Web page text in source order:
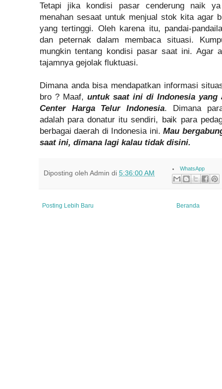
Tetapi jika kondisi pasar cenderung naik
menahan sesaat untuk menjual stok kita agar
yang tertinggi. Oleh karena itu, pandai-
dan peternak dalam membaca situasi.
mungkin tentang kondisi pasar saat ini. Agar
tajamnya gejolak fluktuasi.
Dimana anda bisa mendapatkan informasi
bro ? Maaf, untuk saat ini di Indonesia yang
Center Harga Telur Indonesia. Dimana
adalah para donatur itu sendiri, baik para
berbagai daerah di Indonesia ini.Mau
saat ini, dimana lagi kalau tidak disini.
Diposting oleh Admin di 5:36:00 AM
WhatsApp
Posting Lebih Baru Beranda